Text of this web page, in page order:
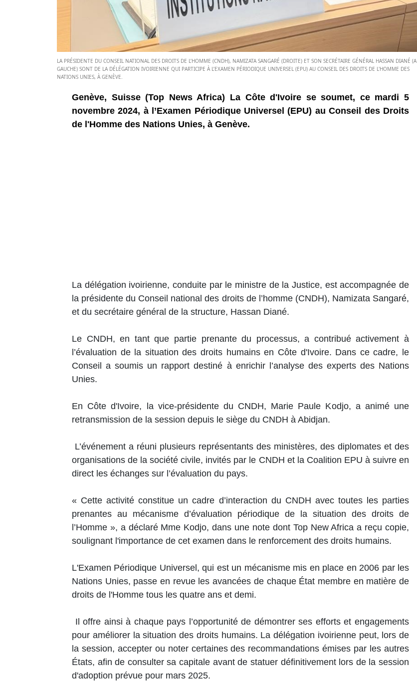
LA PRÉSIDENTE DU CONSEIL NATIONAL DES DROITS DE L’HOMME (CNDH), NAMIZATA SANGARÉ (DROITE) ET SON SECRÉTAIRE GÉNÉRAL HASSAN DIANÉ (A
GAUCHE) SONT DE LA DÉLÉGATION IVOIRIENNE QUI PARTICIPE À L’EXAMEN PÉRIODIQUE UNIVERSEL (EPU) AU CONSEIL DES DROITS DE L'HOMME DES
NATIONS UNIES, À GENÈVE.
Genève, Suisse (Top News Africa) La Côte d'Ivoire se soumet, ce mardi 5
novembre 2024, à l’Examen Périodique Universel (EPU) au Conseil des Droits
de l'Homme des Nations Unies, à Genève.
La délégation ivoirienne, conduite par le ministre de la Justice, est accompagnée de
la présidente du Conseil national des droits de l’homme (CNDH), Namizata Sangaré,
et du secrétaire général de la structure, Hassan Diané.
Le CNDH, en tant que partie prenante du processus, a contribué activement à
l’évaluation de la situation des droits humains en Côte d'Ivoire. Dans ce cadre, le
Conseil a soumis un rapport destiné à enrichir l’analyse des experts des Nations
Unies.
En Côte d'Ivoire, la vice-présidente du CNDH, Marie Paule Kodjo, a animé une
retransmission de la session depuis le siège du CNDH à Abidjan.
L’événement a réuni plusieurs représentants des ministères, des diplomates et des
organisations de la société civile, invités par le CNDH et la Coalition EPU à suivre en
direct les échanges sur l’évaluation du pays.
« Cette activité constitue un cadre d’interaction du CNDH avec toutes les parties
prenantes au mécanisme d’évaluation périodique de la situation des droits de
l’Homme », a déclaré Mme Kodjo, dans une note dont Top New Africa a reçu copie,
soulignant l'importance de cet examen dans le renforcement des droits humains.
L'Examen Périodique Universel, qui est un mécanisme mis en place en 2006 par les
Nations Unies, passe en revue les avancées de chaque État membre en matière de
droits de l'Homme tous les quatre ans et demi.
Il offre ainsi à chaque pays l’opportunité de démontrer ses efforts et engagements
pour améliorer la situation des droits humains. La délégation ivoirienne peut, lors de
la session, accepter ou noter certaines des recommandations émises par les autres
États, afin de consulter sa capitale avant de statuer définitivement lors de la session
d'adoption prévue pour mars 2025.